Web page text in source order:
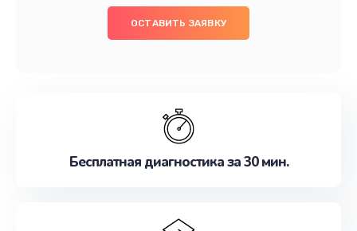
ОСТАВИТЬ ЗАЯВКУ
Бесплатная диагностика за 30 мин.